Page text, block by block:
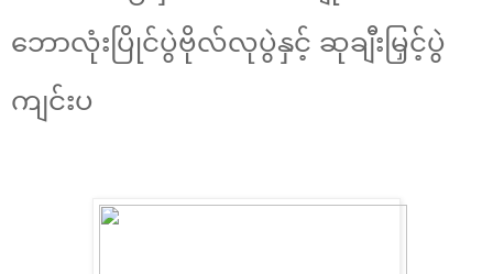
ဘောလုံးပြိုင်ပွဲဗိုလ်လုပွဲနှင့် ဆုချီးမြှင့်ပွဲ
ကျင်းပ